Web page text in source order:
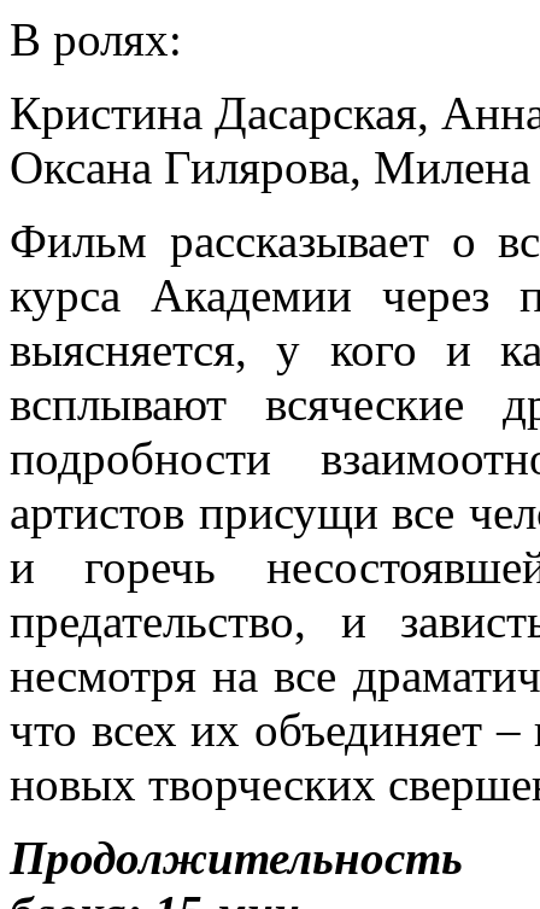
В ролях:
Кристина Дасарская,
Оксана Гилярова,
Фильм рассказывает о
курса Академии через
выясняется, у кого и
всплывают всяческие
подробности
артистов присущи все
и горечь
предательство, и
несмотря на все
что всех их объединяет –
новых творческих
Продолжительность